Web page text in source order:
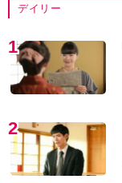
デイリー
1
2